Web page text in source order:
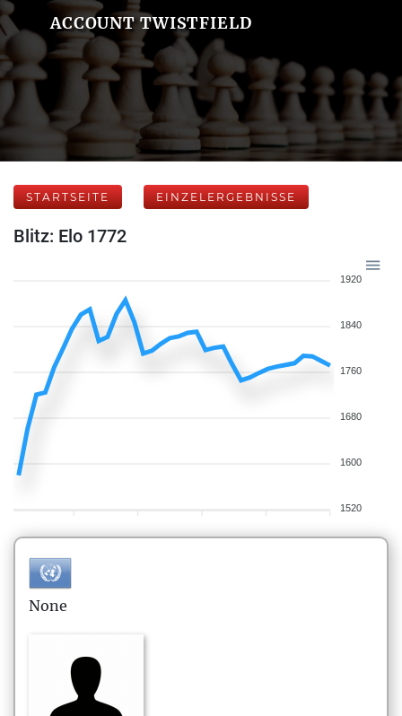
ACCOUNT TWISTFIELD
STARTSEITE EINZELERGEBNISSE
Blitz: Elo 1772
1920
1840
1760
1680
1600
1520
None